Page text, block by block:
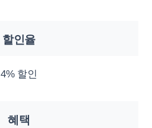
할인율
4% 할인
혜택